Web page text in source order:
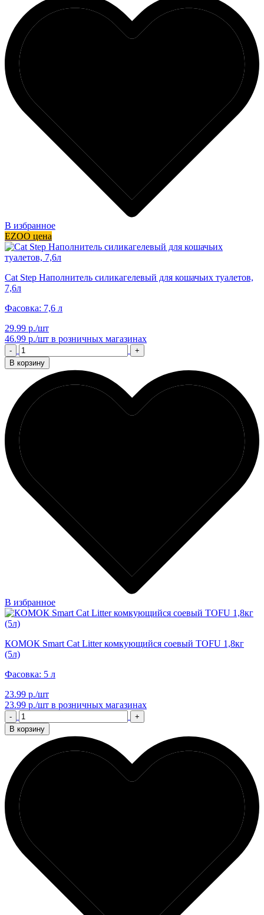
В избранное
EZOO цена
Cat Step Наполнитель силикагелевый для кошачьих туалетов,
7,6л
Фасовка: 7,6 л
29.99 р./шт
46.99 р./шт в розничных магазинах
-
+
В корзину
В избранное
КОМОК Smart Cat Litter комкующийся соевый TOFU 1,8кг
(5л)
Фасовка: 5 л
23.99 р./шт
23.99 р./шт в розничных магазинах
-
+
В корзину